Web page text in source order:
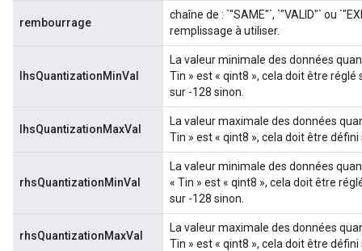
rembourrage
chaîne de : `"SAME"`, `"VALID"` ou
remplissage à utiliser.
lhsQuantizationMinVal
La valeur minimale des données
Tin » est « qint8 », cela doit être
sur -128 sinon.
lhsQuantizationMaxVal
La valeur maximale des données
Tin » est « qint8 », cela doit être défini
rhsQuantizationMinVal
La valeur minimale des données
« Tin » est « qint8 », cela doit être
sur -128 sinon.
rhsQuantizationMaxVal
La valeur maximale des données
Tin » est « qint8 », cela doit être défini